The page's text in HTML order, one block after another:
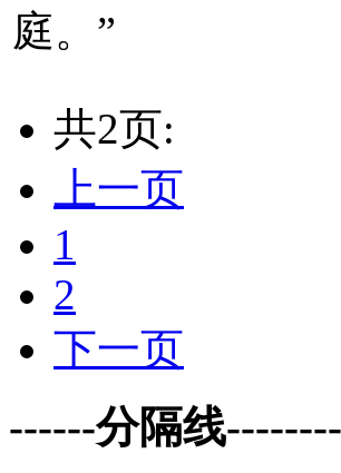
庭。”
共2页:
上一页
1
2
下一页
------分隔线